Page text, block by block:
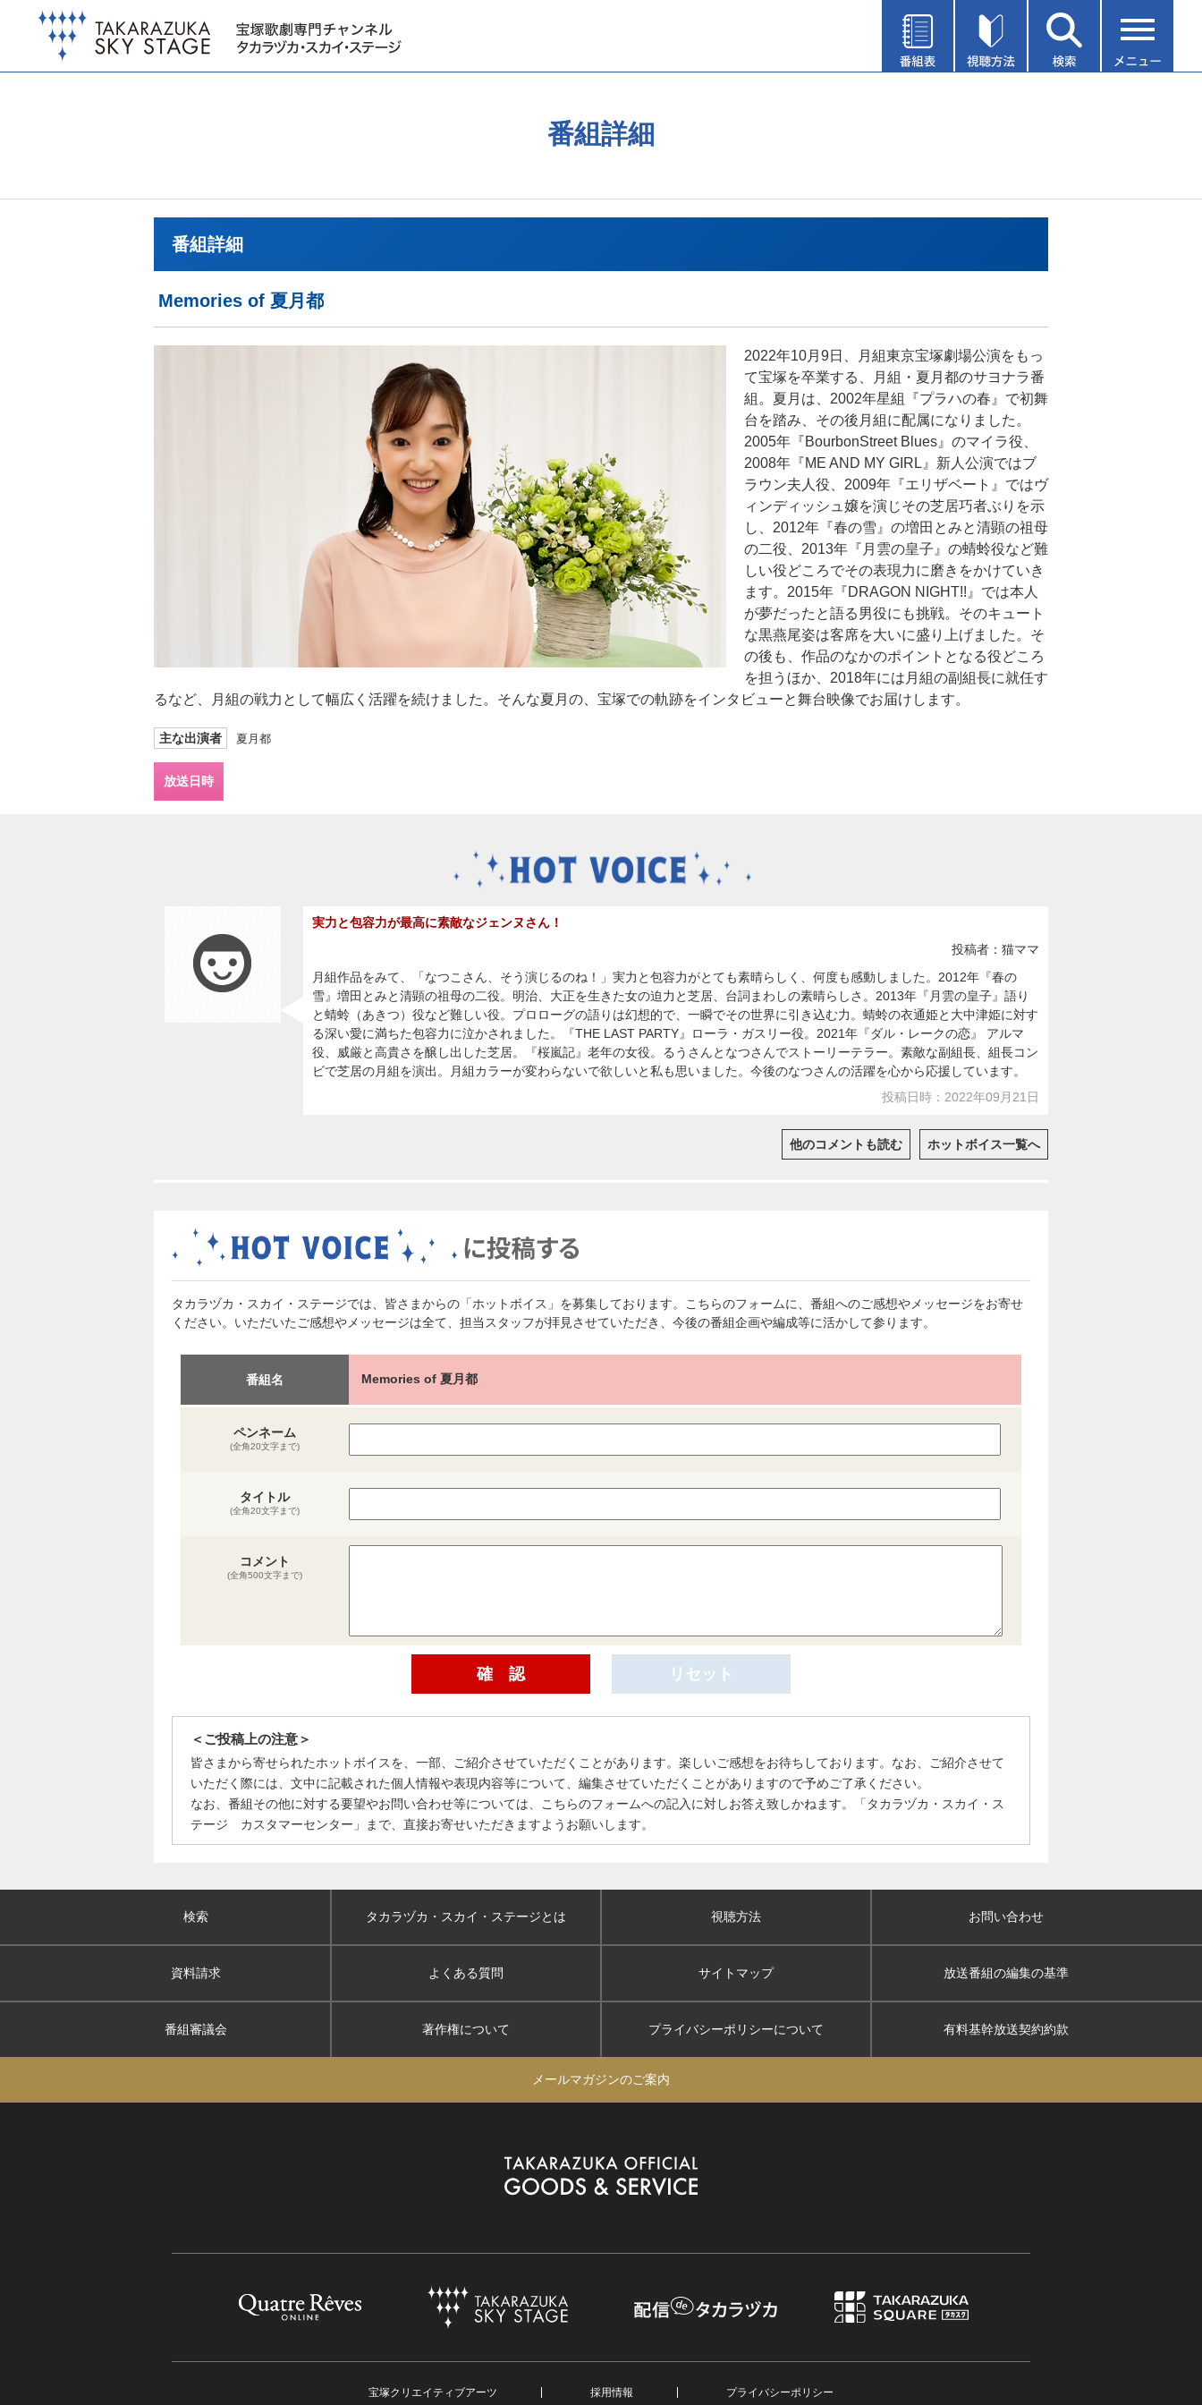
番組詳細
番組詳細
Memories of 夏月都
2022年10月9日、月組東京宝塚劇場公演をもっ
て宝塚を卒業する、月組・夏月都のサヨナラ番
組。夏月は、2002年星組『プラハの春』で初舞
台を踏み、その後月組に配属になりました。
2005年『BourbonStreet Blues』のマイラ役、
2008年『ME AND MY GIRL』新人公演ではブ
ラウン夫人役、2009年『エリザベート』ではヴ
ィンディッシュ嬢を演じその芝居巧者ぶりを示
し、2012年『春の雪』の増田とみと清顕の祖母
の二役、2013年『月雲の皇子』の蜻蛉役など難
しい役どころでその表現力に磨きをかけていき
ます。2015年『DRAGON NIGHT!!』では本人
が夢だったと語る男役にも挑戦。そのキュート
な黒燕尾姿は客席を大いに盛り上げました。そ
の後も、作品のなかのポイントとなる役どころ
を担うほか、2018年には月組の副組長に就任す
るなど、月組の戦力として幅広く活躍を続けました。そんな夏月の、宝塚での軌跡をインタビューと舞台映像でお届けします。
主な出演者 夏月都
放送日時
実力と包容力が最高に素敵なジェンヌさん！
投稿者：猫ママ
月組作品をみて、「なつこさん、そう演じるのね！」実力と包容力がとても素晴らしく、何度も感動しました。2012年『春の
雪』増田とみと清顕の祖母の二役。明治、大正を生きた女の迫力と芝居、台詞まわしの素晴らしさ。2013年『月雲の皇子』語り
と蜻蛉（あきつ）役など難しい役。プロローグの語りは幻想的で、一瞬でその世界に引き込む力。蜻蛉の衣通姫と大中津姫に対す
る深い愛に満ちた包容力に泣かされました。『THE LAST PARTY』ローラ・ガスリー役。2021年『ダル・レークの恋』 アルマ
役、威厳と高貴さを醸し出した芝居。『桜嵐記』老年の女役。るうさんとなつさんでストーリーテラー。素敵な副組長、組長コン
ビで芝居の月組を演出。月組カラーが変わらないで欲しいと私も思いました。今後のなつさんの活躍を心から応援しています。
投稿日時：2022年09月21日
他のコメントも読む ホットボイス一覧へ
タカラヅカ・スカイ・ステージでは、皆さまからの「ホットボイス」を募集しております。こちらのフォームに、番組へのご感想やメッセージをお寄せ
ください。いただいたご感想やメッセージは全て、担当スタッフが拝見させていただき、今後の番組企画や編成等に活かして参ります。
番組名 Memories of 夏月都
ペンネーム
(全角20文字まで)
タイトル
(全角20文字まで)
コメント
(全角500文字まで)
＜ご投稿上の注意＞
皆さまから寄せられたホットボイスを、一部、ご紹介させていただくことがあります。楽しいご感想をお待ちしております。なお、ご紹介させて
いただく際には、文中に記載された個人情報や表現内容等について、編集させていただくことがありますので予めご了承ください。
なお、番組その他に対する要望やお問い合わせ等については、こちらのフォームへの記入に対しお答え致しかねます。「タカラヅカ・スカイ・ス
テージ カスタマーセンター」まで、直接お寄せいただきますようお願いします。
検索 タカラヅカ・スカイ ・ステージとは 視聴方法 お問い合わせ
資料請求 よくある質問 サイトマップ 放送番組の編集の基準
番組審議会 著作権について プライバシーポリシーについて 有料基幹放送契約約款
メールマガジンのご案内
宝塚クリエイティブアーツ 採用情報 プライバシーポリシー